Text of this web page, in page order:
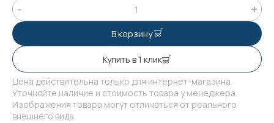
В корзину
Купить в 1 клик
Цена действительна только для интернет-магазина.
Уточняйте наличие и стоимость товара у менеджера.
Изображения товара могут отличаться от реального
внешнего вида.